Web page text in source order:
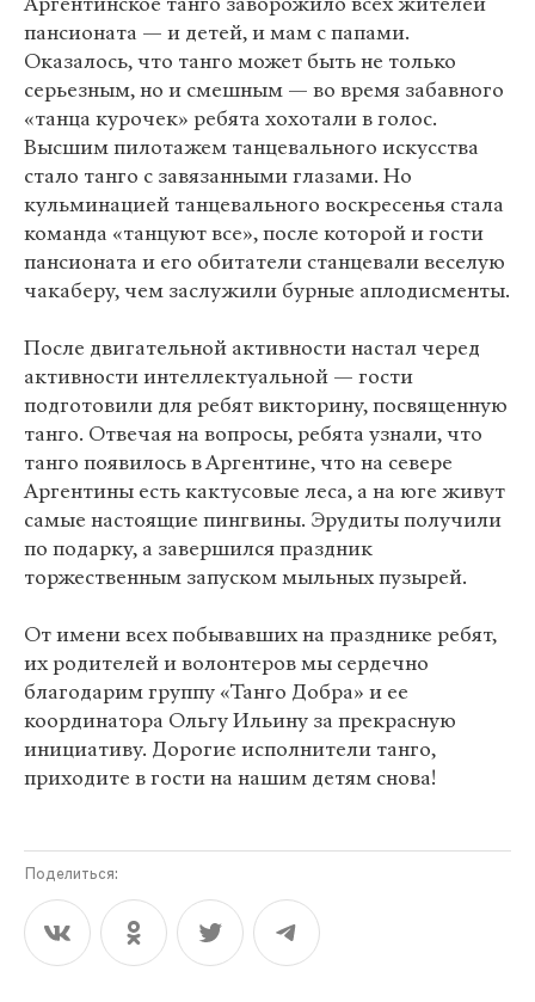
пансионата — и детей, и мам с папами.
Оказалось, что танго может быть не только
серьезным, но и смешным — во время забавного
«танца курочек» ребята хохотали в голос.
Высшим пилотажем танцевального искусства
стало танго с завязанными глазами. Но
кульминацией танцевального воскресенья стала
команда «танцуют все», после которой и гости
пансионата и его обитатели станцевали веселую
чакаберу, чем заслужили бурные аплодисменты.
После двигательной активности настал черед
активности интеллектуальной — гости
подготовили для ребят викторину, посвященную
танго. Отвечая на вопросы, ребята узнали, что
танго появилось в Аргентине, что на севере
Аргентины есть кактусовые леса, а на юге живут
самые настоящие пингвины. Эрудиты получили
по подарку, а завершился праздник
торжественным запуском мыльных пузырей.
От имени всех побывавших на празднике ребят,
их родителей и волонтеров мы сердечно
благодарим группу «Танго Добра» и ее
координатора Ольгу Ильину за прекрасную
инициативу. Дорогие исполнители танго,
приходите в гости на нашим детям снова!
Поделиться: